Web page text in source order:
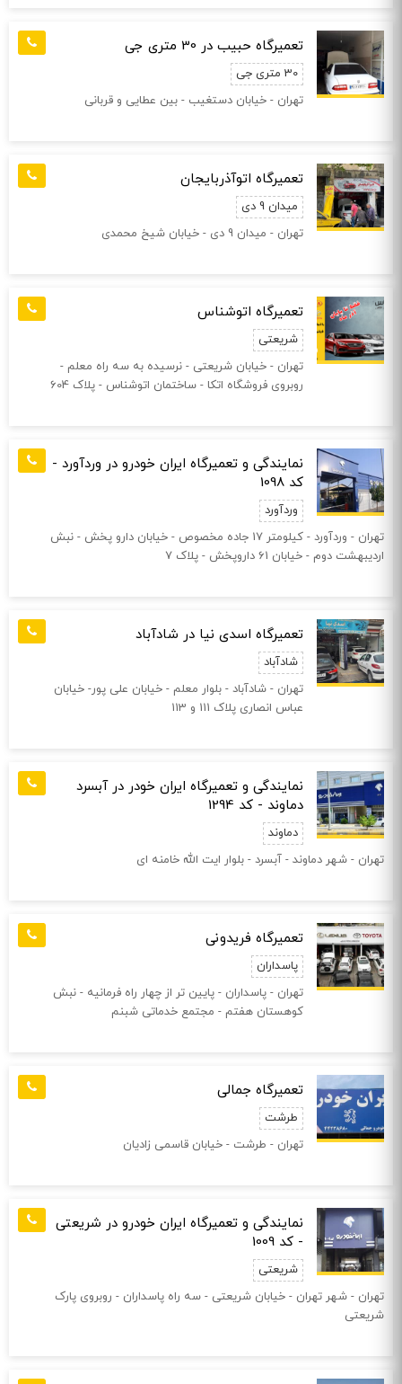
تعمیرگاه حبیب در 30 متری جی
30 متری جی
تهران - خیابان دستغیب - بین عطایی و قربانی
تعمیرگاه اتوآذربایجان
میدان 9 دی
تهران - میدان 9 دی - خیابان شیخ محمدی
تعمیرگاه اتوشناس
شریعتی
تهران - خیابان شریعتی - نرسیده به سه راه معلم -
روبروی فروشگاه اتکا - ساختمان اتوشناس - پلاک 604
نمایندگی و تعمیرگاه ایران خودرو در وردآورد -
کد 1098
وردآورد
تهران - وردآورد - كيلومتر 17 جاده مخصوص - خيابان دارو پخش - نبش
ارديبهشت دوم - خیابان 61 داروپخش - پلاک 7
تعمیرگاه اسدی نیا در شادآباد
شادآباد
تهران - شادآباد - بلوار معلم - خیابان علی پور- خیابان
عباس انصاری پلاک 111 و 113
نمایندگی و تعمیرگاه ایران خودر در آبسرد
دماوند - کد 1294
دماوند
تهران - شهر دماوند - آبسرد - بلوار ايت الله خامنه ای
تعمیرگاه فریدونی
پاسداران
تهران - پاسداران - پايين تر از چهار راه فرمانيه - نبش
كوهستان هفتم - مجتمع خدماتی شبنم
تعمیرگاه جمالی
طرشت
تهران - طرشت - خیابان قاسمی زادیان
نمایندگی و تعمیرگاه ایران خودرو در شریعتی
- کد 1009
شریعتی
تهران - شهر تهران - خیابان شريعتی - سه راه پاسداران - روبروی پارک
شريعتی